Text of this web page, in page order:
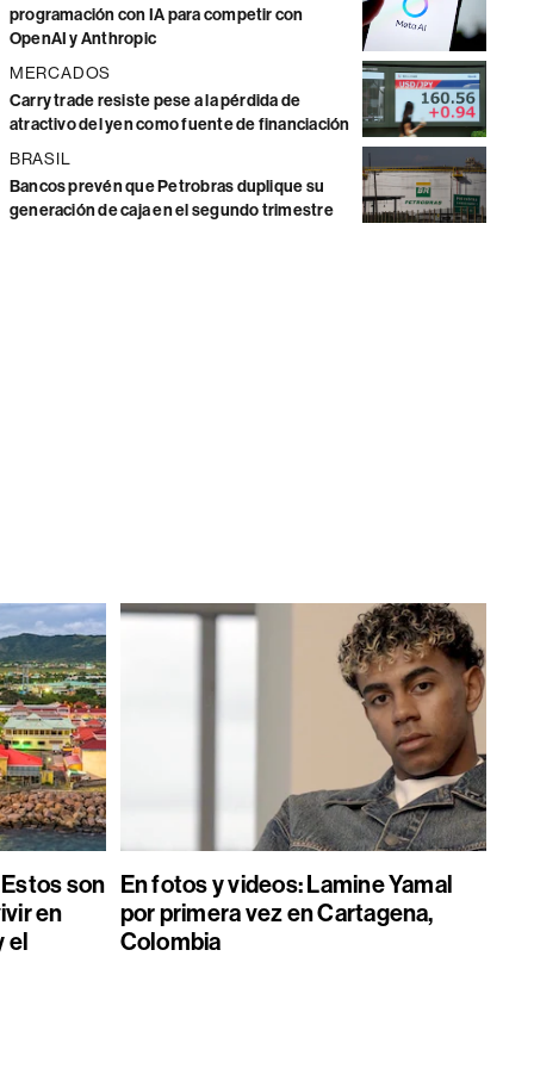
programación con IA para competir con
OpenAI y Anthropic
MERCADOS
Carry trade resiste pese a la pérdida de
atractivo del yen como fuente de financiación
BRASIL
Bancos prevén que Petrobras duplique su
generación de caja en el segundo trimestre
son
en
el
En fotos y videos: Lamine Yamal
por primera vez en Cartagena,
Colombia